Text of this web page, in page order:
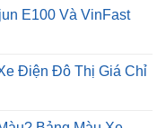
E100 Và VinFast
Điện Đô Thị Giá Chỉ